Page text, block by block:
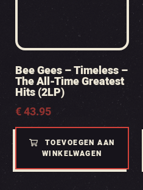
Bee Gees – Timeless –
The All-Time Greatest
Hits (2LP)
€43.95
TOEVOEGEN AAN
WINKELWAGEN